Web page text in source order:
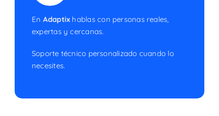
En Adaptix hablas con personas reales,
expertas y cercanas.
Soporte técnico personalizado cuando lo
necesites.